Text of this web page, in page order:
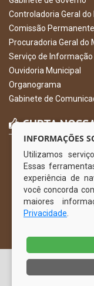
Controladoria Geral do
Comissão Permanente
Procuradoria Geral do
Serviço de Informação
Ouvidoria Municipal
Organograma
Gabinete de
CURTA
© Copyright 2026
direitos reservados
INFORMAÇÕES
Utilizamos
Essas
experiência de
você concorda
maiores
Privacidade